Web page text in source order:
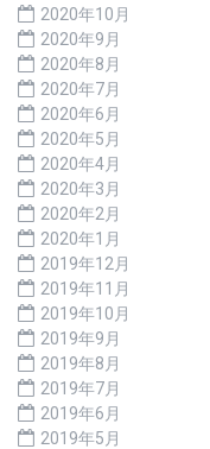
2020年10月
2020年9月
2020年8月
2020年7月
2020年6月
2020年5月
2020年4月
2020年3月
2020年2月
2020年1月
2019年12月
2019年11月
2019年10月
2019年9月
2019年8月
2019年7月
2019年6月
2019年5月